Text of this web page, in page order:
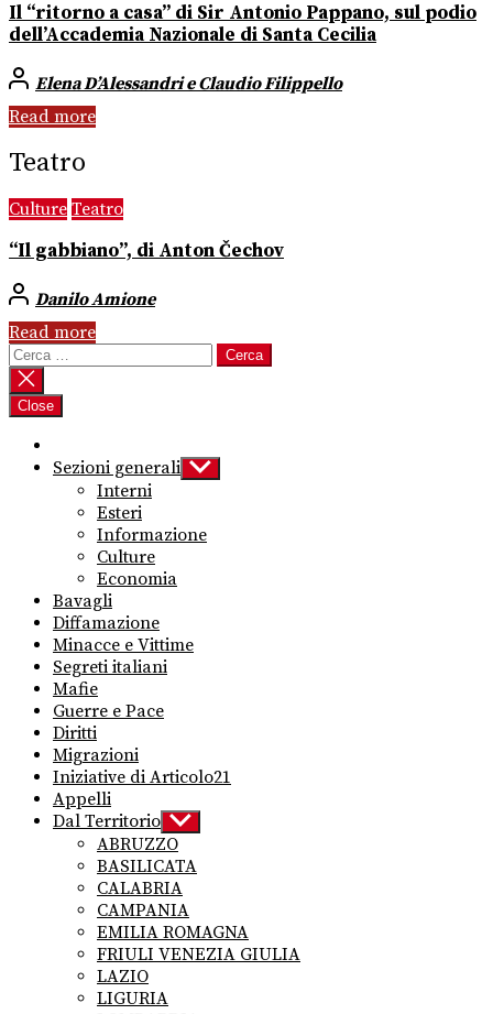
Il “ritorno a casa” di Sir Antonio Pappano, sul podio
dell’Accademia Nazionale di Santa Cecilia
Elena D’Alessandri e Claudio Filippello
Read more
Teatro
Culture Teatro
“Il gabbiano”, di Anton Čechov
Danilo Amione
Read more
Ricerca
per:
Close
Sezioni generali Show
sub
Interni
Esteri
Informazione
Culture
Economia
Bavagli
Diffamazione
Minacce e Vittime
Segreti italiani
Mafie
Guerre e Pace
Diritti
Migrazioni
Iniziative di Articolo21
Appelli
Dal Territorio Show
sub
menu
ABRUZZO
BASILICATA
CALABRIA
CAMPANIA
EMILIA ROMAGNA
FRIULI VENEZIA GIULIA
LAZIO
LIGURIA